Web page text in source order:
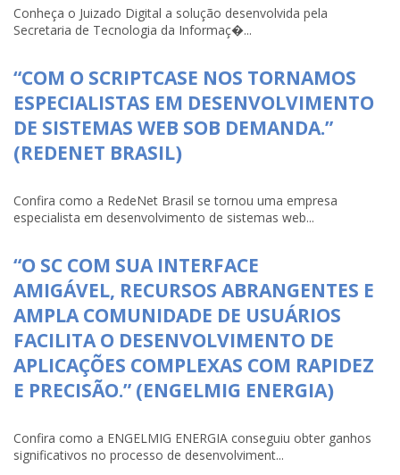
Conheça o Juizado Digital a solução desenvolvida pela
Secretaria de Tecnologia da Informaç�...
“COM O SCRIPTCASE NOS TORNAMOS
ESPECIALISTAS EM DESENVOLVIMENTO
DE SISTEMAS WEB SOB DEMANDA.”
(REDENET BRASIL)
Confira como a RedeNet Brasil se tornou uma empresa
especialista em desenvolvimento de sistemas web...
“O SC COM SUA INTERFACE
AMIGÁVEL, RECURSOS ABRANGENTES E
AMPLA COMUNIDADE DE USUÁRIOS
FACILITA O DESENVOLVIMENTO DE
APLICAÇÕES COMPLEXAS COM RAPIDEZ
E PRECISÃO.” (ENGELMIG ENERGIA)
Confira como a ENGELMIG ENERGIA conseguiu obter ganhos
significativos no processo de desenvolviment...